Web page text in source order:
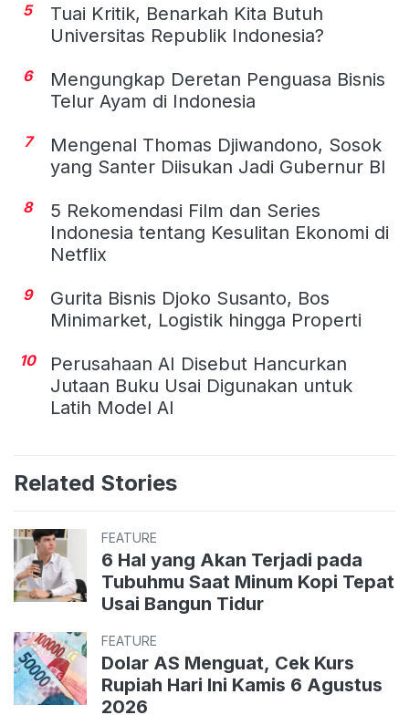
5
Tuai Kritik, Benarkah Kita Butuh
Universitas Republik Indonesia?
6
Mengungkap Deretan Penguasa Bisnis
Telur Ayam di Indonesia
7
Mengenal Thomas Djiwandono, Sosok
yang Santer Diisukan Jadi Gubernur BI
8
5 Rekomendasi Film dan Series
Indonesia tentang Kesulitan Ekonomi di
Netflix
9
Gurita Bisnis Djoko Susanto, Bos
Minimarket, Logistik hingga Properti
10
Perusahaan AI Disebut Hancurkan
Jutaan Buku Usai Digunakan untuk
Latih Model AI
Related Stories
FEATURE
6 Hal yang Akan Terjadi pada
Tubuhmu Saat Minum Kopi Tepat
Usai Bangun Tidur
FEATURE
Dolar AS Menguat, Cek Kurs
Rupiah Hari Ini Kamis 6 Agustus
2026